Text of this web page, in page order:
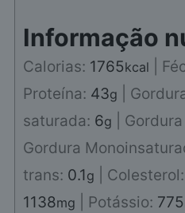
Informação
Calorias: 1765kcal
Proteína: 43g
saturada: 6g
Gordura
trans: 0.1g Colesterol:
1138mg Potássio: 775